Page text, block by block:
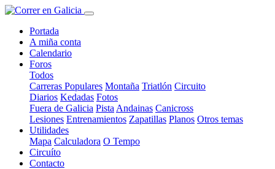
Portada
A miña conta
Calendario
Foros
Todos
Carreras Populares Montaña Triatlón Circuito
Diarios Kedadas Fotos
Fuera de Galicia Pista Andainas Canicross
Lesiones Entrenamientos Zapatillas Planos Otros temas
Utilidades
Mapa Calculadora O Tempo
Circuíto
Contacto